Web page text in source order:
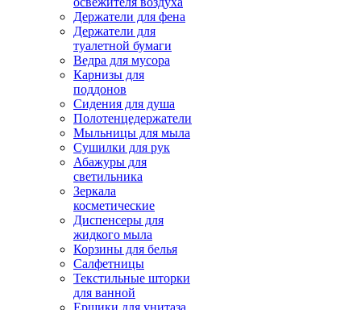
Держатели для фена
Держатели для
туалетной бумаги
Ведра для мусора
Карнизы для
поддонов
Сидения для душа
Полотенцедержатели
Мыльницы для мыла
Сушилки для рук
Абажуры для
светильника
Зеркала
косметические
Диспенсеры для
жидкого мыла
Корзины для белья
Салфетницы
Текстильные шторки
для ванной
Ершики для унитаза